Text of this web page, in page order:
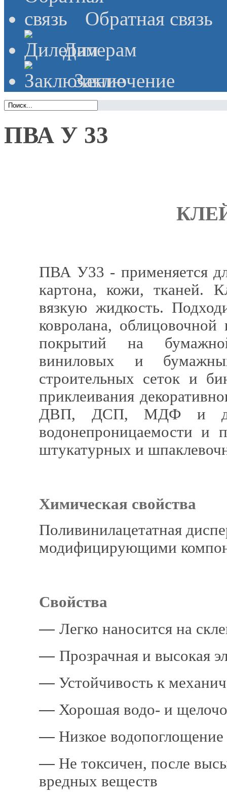
Обратная связь
Дилерам
Заключение
ПВА У 33
ПВА У33 - применяется
картона, кожи, тканей.
вязкую жидкость.
ковролана,
покрытий на
виниловых и
строительных сеток и
приклеивания
ДВП, ДСП, МДФ и
водонепроницаемости и
штукатурных и
Химическая свойства
Поливинилацетатная
модифицирующими
Свойства
― Легко наносится на
― Прозрачная и высокая
― Устойчивость к
― Хорошая водо- и
― Низкое водопоглощение
― Не токсичен, после
вредных веществ